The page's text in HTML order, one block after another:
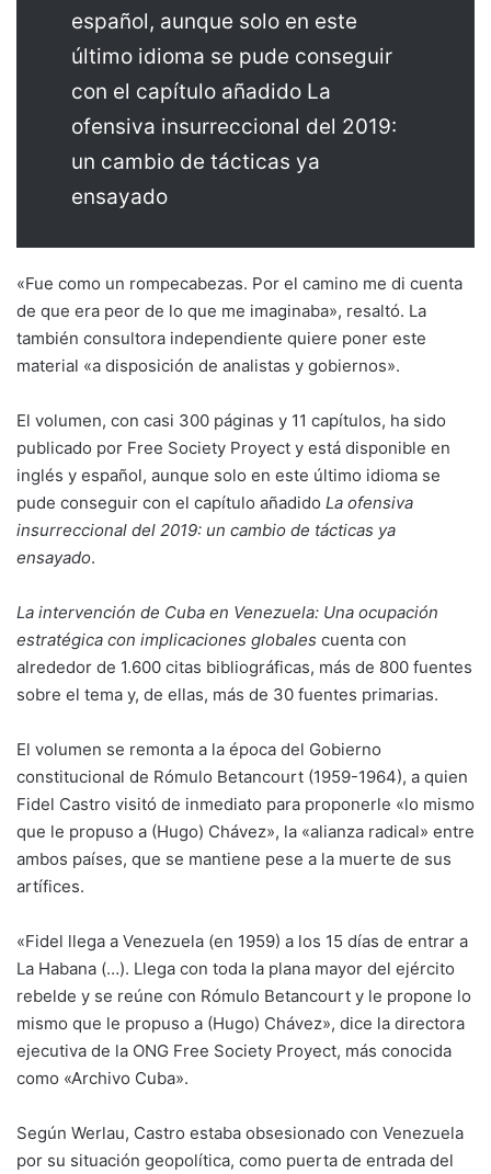
español, aunque solo en este
último idioma se pude conseguir
con el capítulo añadido La
ofensiva insurreccional del 2019:
un cambio de tácticas ya
ensayado
«Fue como un rompecabezas. Por el camino me di cuenta
de que era peor de lo que me imaginaba», resaltó. La
también consultora independiente quiere poner este
material «a disposición de analistas y gobiernos».
El volumen, con casi 300 páginas y 11 capítulos, ha sido
publicado por Free Society Proyect y está disponible en
inglés y español, aunque solo en este último idioma se
pude conseguir con el capítulo añadido La ofensiva
insurreccional del 2019: un cambio de tácticas ya
ensayado.
La intervención de Cuba en Venezuela: Una ocupación
estratégica con implicaciones globales cuenta con
alrededor de 1.600 citas bibliográficas, más de 800 fuentes
sobre el tema y, de ellas, más de 30 fuentes primarias.
El volumen se remonta a la época del Gobierno
constitucional de Rómulo Betancourt (1959-1964), a quien
Fidel Castro visitó de inmediato para proponerle «lo mismo
que le propuso a (Hugo) Chávez», la «alianza radical» entre
ambos países, que se mantiene pese a la muerte de sus
artífices.
«Fidel llega a Venezuela (en 1959) a los 15 días de entrar a
La Habana (…). Llega con toda la plana mayor del ejército
rebelde y se reúne con Rómulo Betancourt y le propone lo
mismo que le propuso a (Hugo) Chávez», dice la directora
ejecutiva de la ONG Free Society Proyect, más conocida
como «Archivo Cuba».
Según Werlau, Castro estaba obsesionado con Venezuela
por su situación geopolítica, como puerta de entrada del